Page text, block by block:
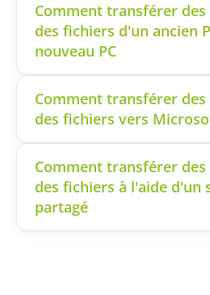
Comment transférer
des fichiers d'un ancien
nouveau PC
Comment transférer
des fichiers vers
Comment transférer
des fichiers à l'aide d'un
partagé